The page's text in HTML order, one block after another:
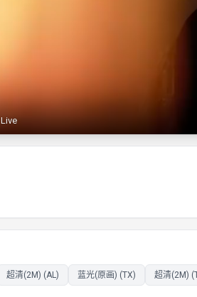
Live
超清(2M) (AL) 蓝光(原画) (TX) 超清(2M)